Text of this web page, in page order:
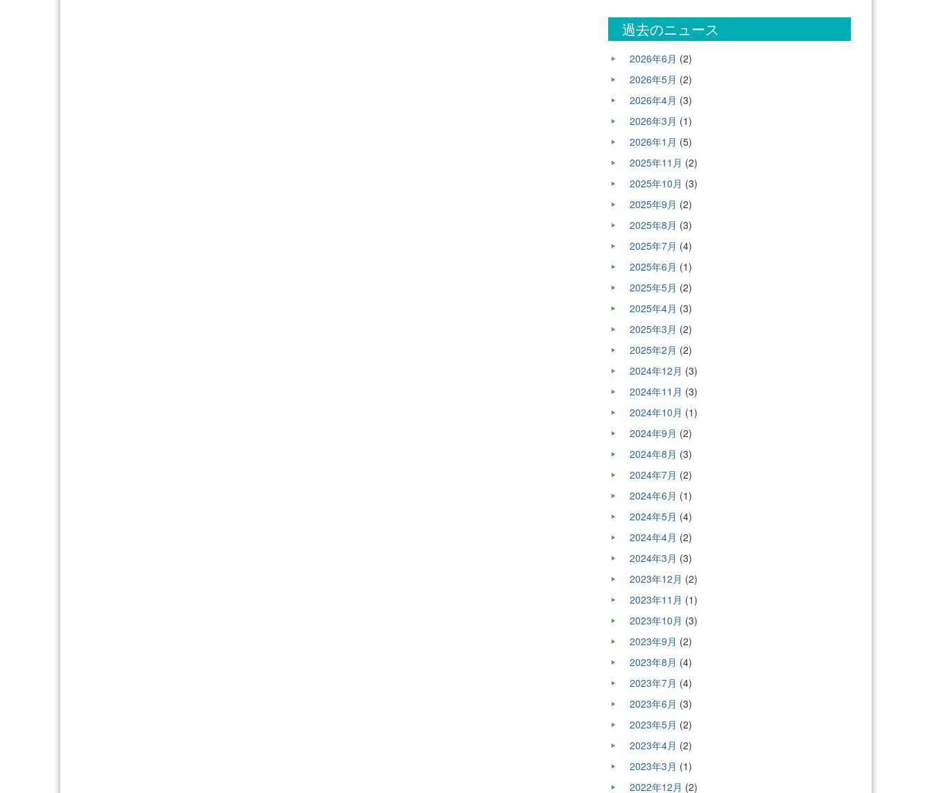
過去のニュース
2026年6月 (2)
2026年5月 (2)
2026年4月 (3)
2026年3月 (1)
2026年1月 (5)
2025年11月 (2)
2025年10月 (3)
2025年9月 (2)
2025年8月 (3)
2025年7月 (4)
2025年6月 (1)
2025年5月 (2)
2025年4月 (3)
2025年3月 (2)
2025年2月 (2)
2024年12月 (3)
2024年11月 (3)
2024年10月 (1)
2024年9月 (2)
2024年8月 (3)
2024年7月 (2)
2024年6月 (1)
2024年5月 (4)
2024年4月 (2)
2024年3月 (3)
2023年12月 (2)
2023年11月 (1)
2023年10月 (3)
2023年9月 (2)
2023年8月 (4)
2023年7月 (4)
2023年6月 (3)
2023年5月 (2)
2023年4月 (2)
2023年3月 (1)
2022年12月 (2)